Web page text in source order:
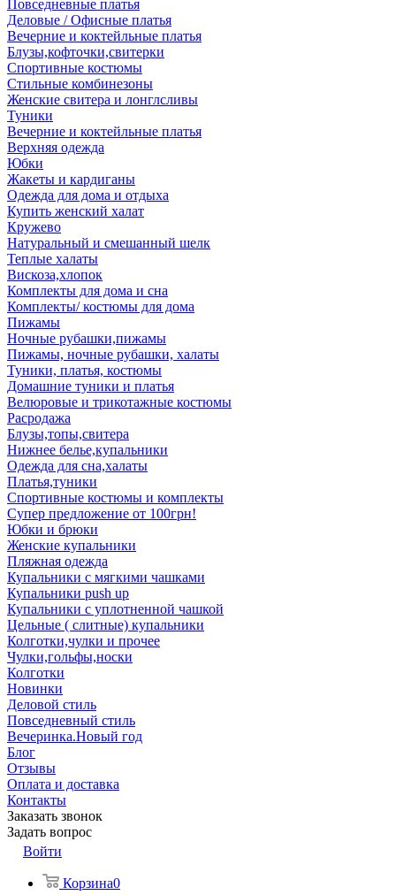
Повседневные платья
Деловые / Офисные платья
Вечерние и коктейльные платья
Блузы,кофточки,свитерки
Спортивные костюмы
Стильные комбинезоны
Женские свитера и лонглсливы
Туники
Вечерние и коктейльные платья
Верхняя одежда
Юбки
Жакеты и кардиганы
Одежда для дома и отдыха
Купить женский халат
Кружево
Натуральный и смешанный шелк
Теплые халаты
Вискоза,хлопок
Комплекты для дома и сна
Комплекты/ костюмы для дома
Пижамы
Ночные рубашки,пижамы
Пижамы, ночные рубашки, халаты
Туники, платья, костюмы
Домашние туники и платья
Велюровые и трикотажные костюмы
Расродажа
Блузы,топы,свитера
Нижнее белье,купальники
Одежда для сна,халаты
Платья,туники
Спортивные костюмы и комплекты
Супер предложение от 100грн!
Юбки и брюки
Женские купальники
Пляжная одежда
Купальники с мягкими чашками
Купальники push up
Купальники с уплотненной чашкой
Цельные ( слитные) купальники
Колготки,чулки и прочее
Чулки,гольфы,носки
Колготки
Новинки
Деловой стиль
Повседневный стиль
Вечеринка.Новый год
Блог
Отзывы
Оплата и доставка
Контакты
Заказать звонок
Задать вопрос
Войти
Корзина0